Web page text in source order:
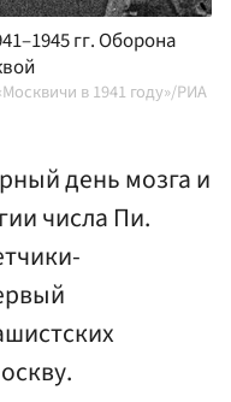
гг. Оборона
в 1941 году»/РИА
день мозга и
числа Пи.